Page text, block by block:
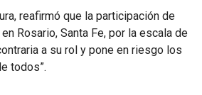
reafirmó que la participación de
Rosario, Santa Fe, por la escala de
a su rol y pone en riesgo los
todos”.